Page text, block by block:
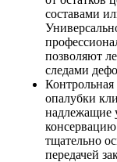
составами
позволяют
следами
Контрольная
опалубки
надлежащие
тщательно
передачей